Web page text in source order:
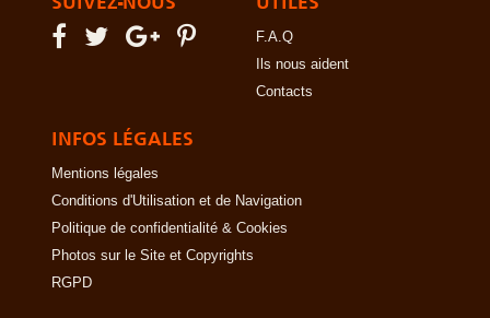
F.A.Q
Ils nous aident
Contacts
INFOS LÉGALES
Mentions légales
Conditions d'Utilisation et de Navigation
Politique de confidentialité & Cookies
Photos sur le Site et Copyrights
RGPD